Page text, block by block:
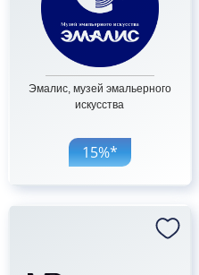
Эмалис, музей эмальерного
искусства
15%*